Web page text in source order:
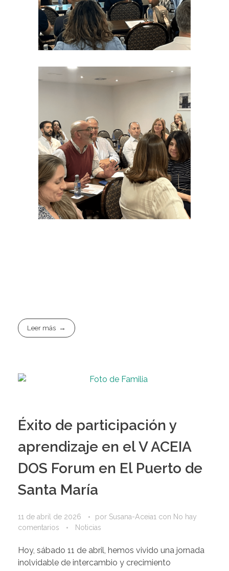
Leer más
Éxito de participación y
aprendizaje en el V ACEIA
DOS Forum en El Puerto de
Santa María
11 de abril de 2026 por Susana-Aceia1 con No hay
comentarios
Noticias
Hoy, sábado 11 de abril, hemos vivido una jornada
inolvidable de intercambio y crecimiento